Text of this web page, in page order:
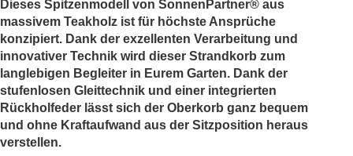
Dieses Spitzenmodell von SonnenPartner® aus
massivem Teakholz ist für höchste Ansprüche
konzipiert. Dank der exzellenten Verarbeitung und
innovativer Technik wird dieser Strandkorb zum
langlebigen Begleiter in Eurem Garten. Dank der
stufenlosen Gleittechnik und einer integrierten
Rückholfeder lässt sich der Oberkorb ganz bequem
und ohne Kraftaufwand aus der Sitzposition heraus
verstellen.